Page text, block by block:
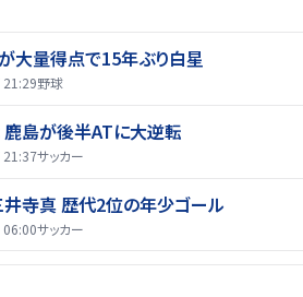
大量得点で15年ぶり白星
野球
島が後半ATに大逆転
サッカー
井寺真 歴代2位の年少ゴール
サッカー